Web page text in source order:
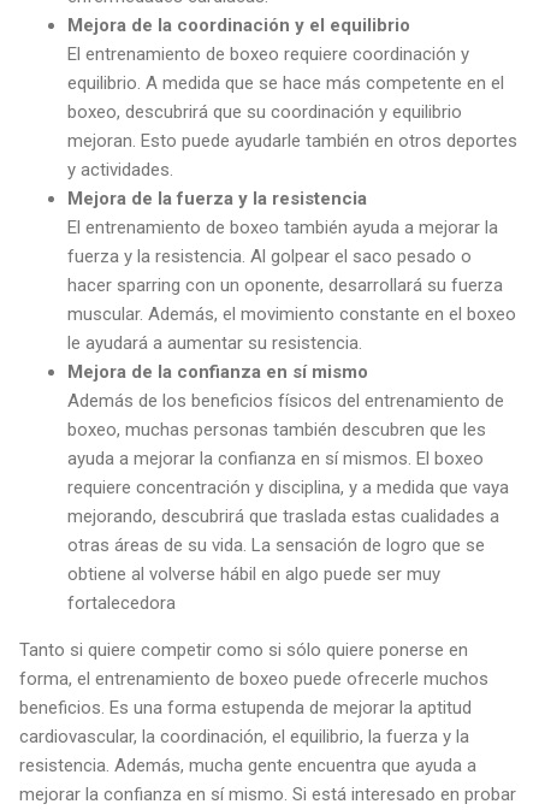
Mejora de la coordinación y el equilibrio
El entrenamiento de boxeo requiere coordinación y
equilibrio. A medida que se hace más competente en el
boxeo, descubrirá que su coordinación y equilibrio
mejoran. Esto puede ayudarle también en otros deportes
y actividades.
Mejora de la fuerza y la resistencia
El entrenamiento de boxeo también ayuda a mejorar la
fuerza y la resistencia. Al golpear el saco pesado o
hacer sparring con un oponente, desarrollará su fuerza
muscular. Además, el movimiento constante en el boxeo
le ayudará a aumentar su resistencia.
Mejora de la confianza en sí mismo
Además de los beneficios físicos del entrenamiento de
boxeo, muchas personas también descubren que les
ayuda a mejorar la confianza en sí mismos. El boxeo
requiere concentración y disciplina, y a medida que vaya
mejorando, descubrirá que traslada estas cualidades a
otras áreas de su vida. La sensación de logro que se
obtiene al volverse hábil en algo puede ser muy
fortalecedora
Tanto si quiere competir como si sólo quiere ponerse en
forma, el entrenamiento de boxeo puede ofrecerle muchos
beneficios. Es una forma estupenda de mejorar la aptitud
cardiovascular, la coordinación, el equilibrio, la fuerza y la
resistencia. Además, mucha gente encuentra que ayuda a
mejorar la confianza en sí mismo. Si está interesado en probar